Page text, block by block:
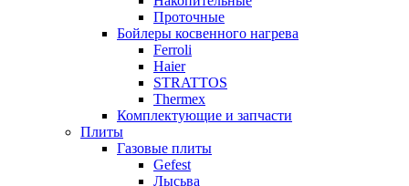
Проточные
Бойлеры косвенного нагрева
Ferroli
Haier
STRATTOS
Thermex
Комплектующие и запчасти
Плиты
Газовые плиты
Gefest
Лысьва